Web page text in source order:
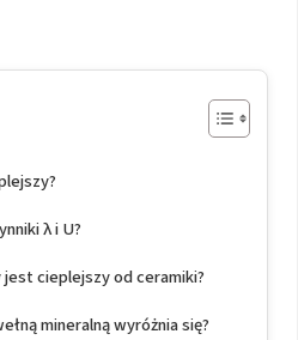
λ i U?
cieplejszy od ceramiki?
mineralną wyróżnia się?